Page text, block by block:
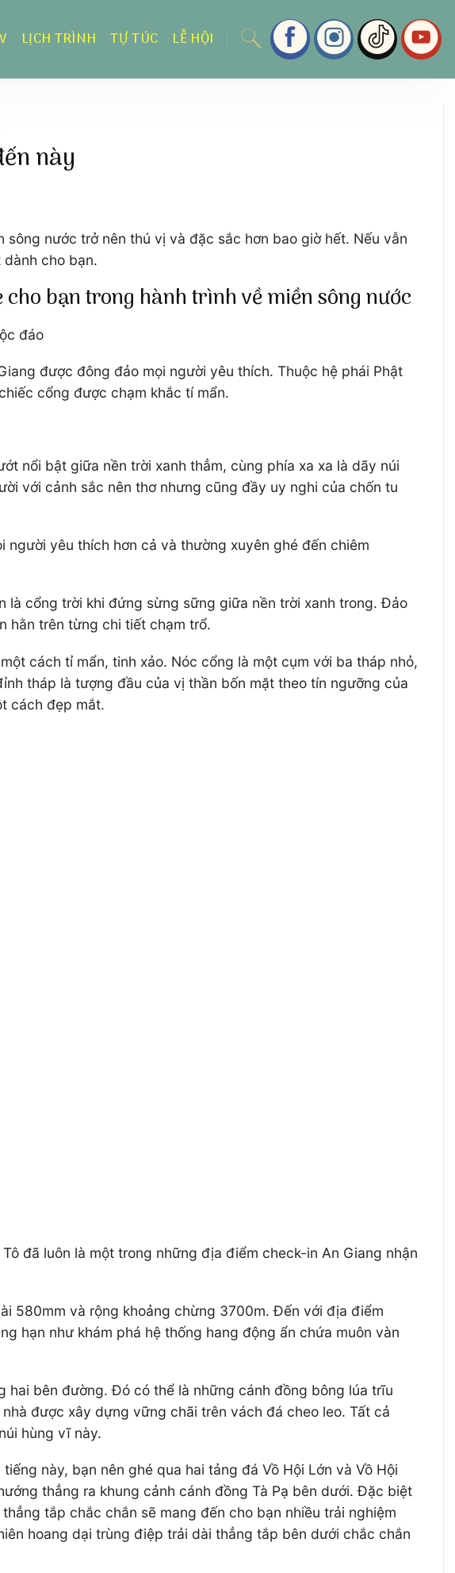
LỊCH TRÌNH TỰ TÚC LỄ HỘI
này
nước trở nên thú vị và đặc sắc hơn bao giờ hết. Nếu vẫn
cho bạn.
bạn trong hành trình về miền sông nước
đáo
được đông đảo mọi người yêu thích. Thuộc hệ phái Phật
cổng được chạm khắc tí mẩn.
nổi bật giữa nền trời xanh thẳm, cùng phía xa xa là dãy núi
với cảnh sắc nên thơ nhưng cũng đầy uy nghi của chốn tu
yêu thích hơn cả và thường xuyên ghé đến chiêm
là cổng trời khi đứng sừng sững giữa nền trời xanh trong. Đảo
hằn trên từng chi tiết chạm trổ.
cách tỉ mẩn, tinh xảo. Nóc cổng là một cụm với ba tháp nhỏ,
tháp là tượng đầu của vị thần bốn mặt theo tín ngưỡng của
cách đẹp mắt.
đã luôn là một trong những địa điểm check-in An Giang nhận
580mm và rộng khoảng chừng 3700m. Đến với địa điểm
hạn như khám phá hệ thống hang động ẩn chứa muôn vàn
hai bên đường. Đó có thể là những cánh đồng bông lúa trĩu
được xây dựng vững chãi trên vách đá cheo leo. Tất cả
hùng vĩ này.
này, bạn nên ghé qua hai tảng đá Vồ Hội Lớn và Vồ Hội
thẳng ra khung cảnh cánh đồng Tà Pạ bên dưới. Đặc biệt
tắp chắc chắn sẽ mang đến cho bạn nhiều trải nghiệm
hoang dại trùng điệp trải dài thẳng tắp bên dưới chắc chắn